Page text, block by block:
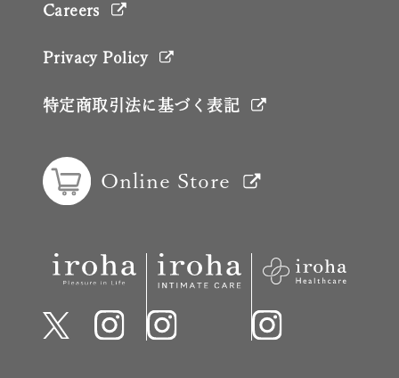
Online Store
Careers
Privacy Policy
特定商取引法に基づく表記